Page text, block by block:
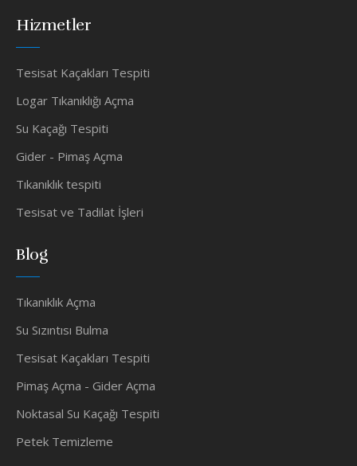
Hizmetler
Tesisat Kaçakları Tespiti
Logar Tıkanıklığı Açma
Su Kaçağı Tespiti
Gider - Pimaş Açma
Tıkanıklık tespiti
Tesisat ve Tadilat İşleri
Blog
Tıkanıklık Açma
Su Sızıntısı Bulma
Tesisat Kaçakları Tespiti
Pimaş Açma - Gider Açma
Noktasal Su Kaçağı Tespiti
Petek Temizleme